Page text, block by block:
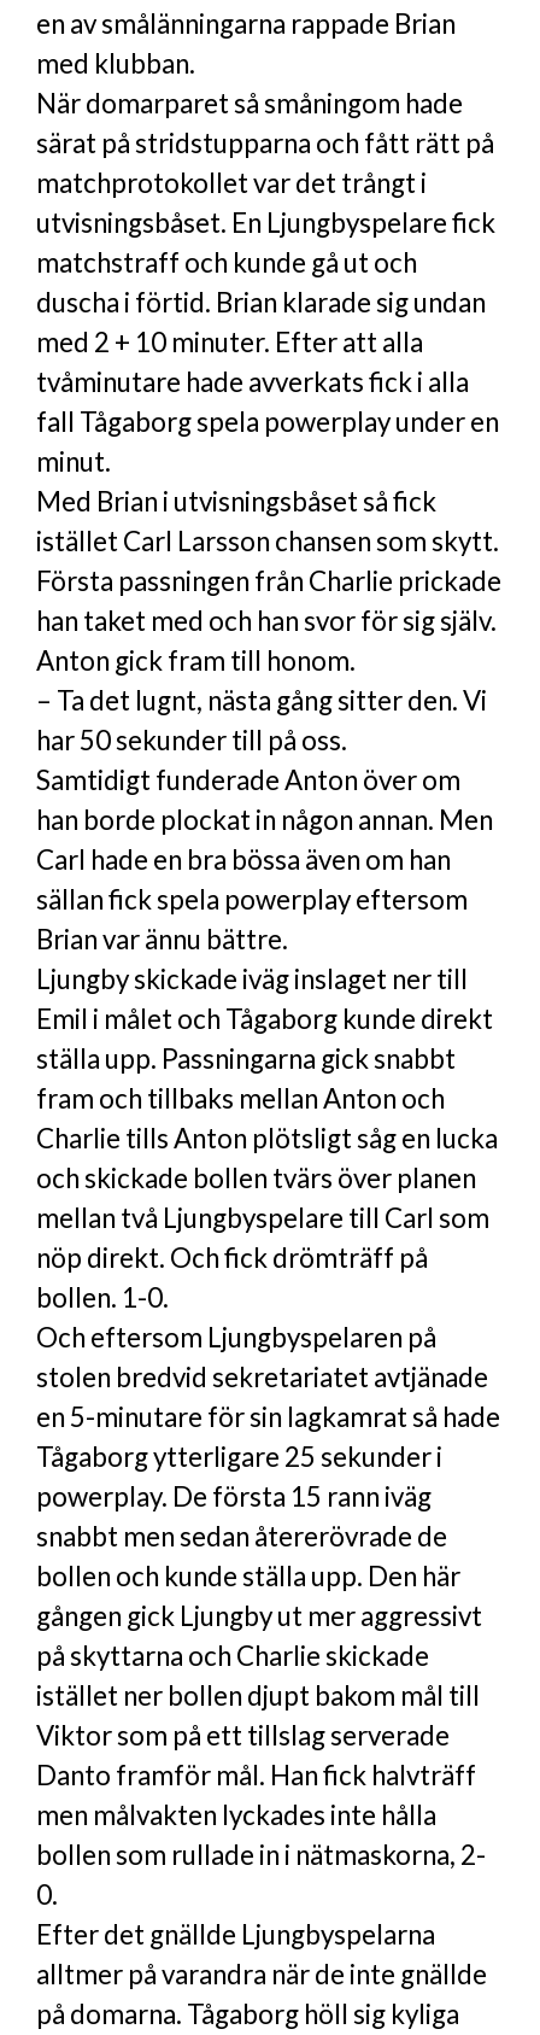
en av smålänningarna rappade Brian
med klubban.
När domarparet så småningom hade
särat på stridstupparna och fått rätt på
matchprotokollet var det trångt i
utvisningsbåset. En Ljungbyspelare fick
matchstraff och kunde gå ut och
duscha i förtid. Brian klarade sig undan
med 2 + 10 minuter. Efter att alla
tvåminutare hade avverkats fick i alla
fall Tågaborg spela powerplay under en
minut.
Med Brian i utvisningsbåset så fick
istället Carl Larsson chansen som skytt.
Första passningen från Charlie prickade
han taket med och han svor för sig själv.
Anton gick fram till honom.
– Ta det lugnt, nästa gång sitter den. Vi
har 50 sekunder till på oss.
Samtidigt funderade Anton över om
han borde plockat in någon annan. Men
Carl hade en bra bössa även om han
sällan fick spela powerplay eftersom
Brian var ännu bättre.
Ljungby skickade iväg inslaget ner till
Emil i målet och Tågaborg kunde direkt
ställa upp. Passningarna gick snabbt
fram och tillbaks mellan Anton och
Charlie tills Anton plötsligt såg en lucka
och skickade bollen tvärs över planen
mellan två Ljungbyspelare till Carl som
nöp direkt. Och fick drömträff på
bollen. 1-0.
Och eftersom Ljungbyspelaren på
stolen bredvid sekretariatet avtjänade
en 5-minutare för sin lagkamrat så hade
Tågaborg ytterligare 25 sekunder i
powerplay. De första 15 rann iväg
snabbt men sedan återerövrade de
bollen och kunde ställa upp. Den här
gången gick Ljungby ut mer aggressivt
på skyttarna och Charlie skickade
istället ner bollen djupt bakom mål till
Viktor som på ett tillslag serverade
Danto framför mål. Han fick halvträff
men målvakten lyckades inte hålla
bollen som rullade in i nätmaskorna, 2-
0.
Efter det gnällde Ljungbyspelarna
alltmer på varandra när de inte gnällde
på domarna. Tågaborg höll sig kyliga